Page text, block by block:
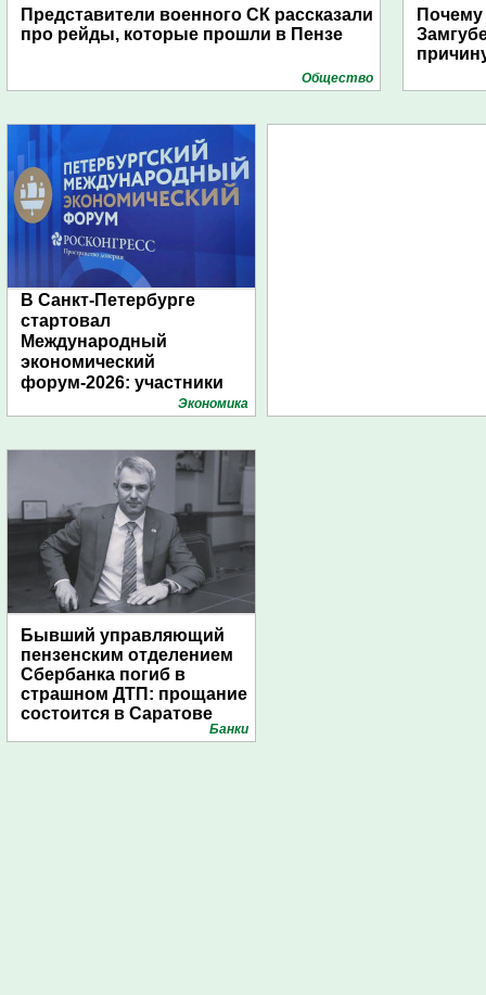
Представители военного СК рассказали
про рейды, которые прошли в Пензе
Общество
В Санкт-Петербурге
стартовал
Международный
экономический
форум-2026: участники
подготовили креативные
Экономика
Бывший управляющий
пензенским отделением
Сбербанка погиб в
страшном ДТП: прощание
состоится в Саратове
Банки